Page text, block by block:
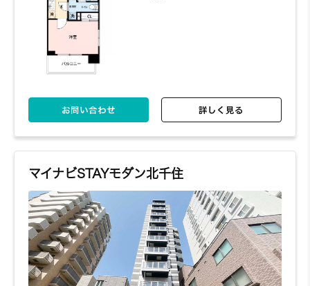
お問い合わせ 詳しく見る
マイナビSTAYモダン北千住